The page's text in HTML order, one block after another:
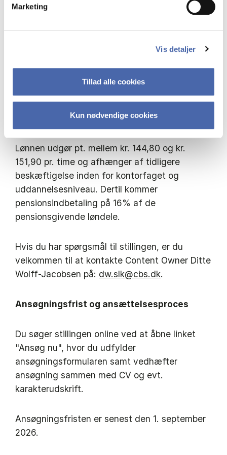
Marketing
Vis detaljer
Tillad alle cookies
Kun nødvendige cookies
er aktiv studerende ved en højere læreanstalt.
organisationsaftalen og Fællesoverenskomsten
Ansattes Organisationer (OAO-S
Fællesoverenskomsten).
Lønnen udgør pt. mellem kr. 144,80 og kr.
151,90 pr. time og afhænger af tidligere
beskæftigelse inden for kontorfaget og
uddannelsesniveau. Dertil kommer
pensionsindbetaling på 16% af de
pensionsgivende løndele.
Hvis du har spørgsmål til stillingen, er du
velkommen til at kontakte Content Owner Ditte
Wolff-Jacobsen på: dw.slk@cbs.dk.
Ansøgningsfrist og ansættelsesproces
Du søger stillingen online ved at åbne linket
"Ansøg nu", hvor du udfylder
ansøgningsformularen samt vedhæfter
ansøgning sammen med CV og evt.
karakterudskrift.
Ansøgningsfristen er senest den 1. september
2026.